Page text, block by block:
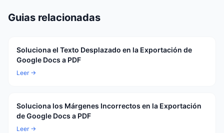
Guias relacionadas
Soluciona el Texto Desplazado en la Exportación de
Google Docs a PDF
Leer →
Soluciona los Márgenes Incorrectos en la Exportación
de Google Docs a PDF
Leer →